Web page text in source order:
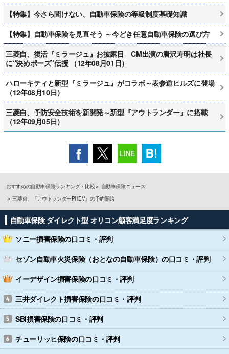
【特集】今さら聞けない、自動車保険の等級制度基礎知識
【特集】自動車保険を見直そう ～今どき任意自動車保険の選び方
三菱自、復活『ミラージュ』お披露目 CM出演の唐沢寿明は社長
に“決めポーズ”伝授 （12年08月01日）
ハローキティと新型『ミラージュ』がコラボ～表参道ヒルズに登場
（12年08月10日）
三菱自、予防安全技術を新開発～新型『アウトランダー』に搭載
（12年09月05日）
おすすめの自動車保険ランキング・比較
自動車保険ニュース
三菱自、『アウトランダーPHEV』の予約開始
自動車保険 ダイレクト型 オリコン顧客満足度ランキング
ソニー損害保険の口コミ・評判
セゾン自動車火災保険（おとなの自動車保険）の口コミ・評判
イーデザイン損害保険の口コミ・評判
三井ダイレクト損害保険の口コミ・評判
SBI損害保険の口コミ・評判
チューリッヒ保険の口コミ・評判